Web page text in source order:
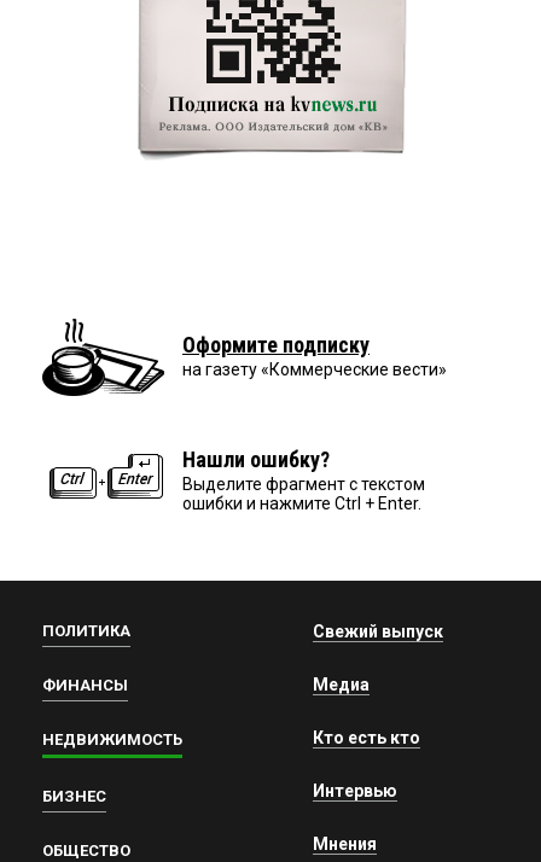
Оформите подписку
на газету «Коммерческие вести»
Нашли ошибку?
Выделите фрагмент с текстом
ошибки и нажмите Ctrl + Enter.
ПОЛИТИКА
ФИНАНСЫ
НЕДВИЖИМОСТЬ
БИЗНЕС
ОБЩЕСТВО
Свежий выпуск
Медиа
Кто есть кто
Интервью
Мнения